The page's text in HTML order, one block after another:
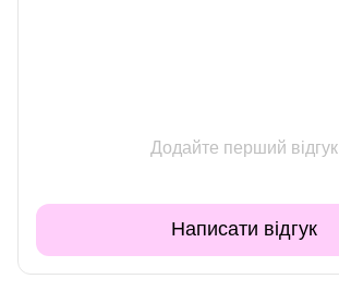
Додайте перший відгук
Написати відгук